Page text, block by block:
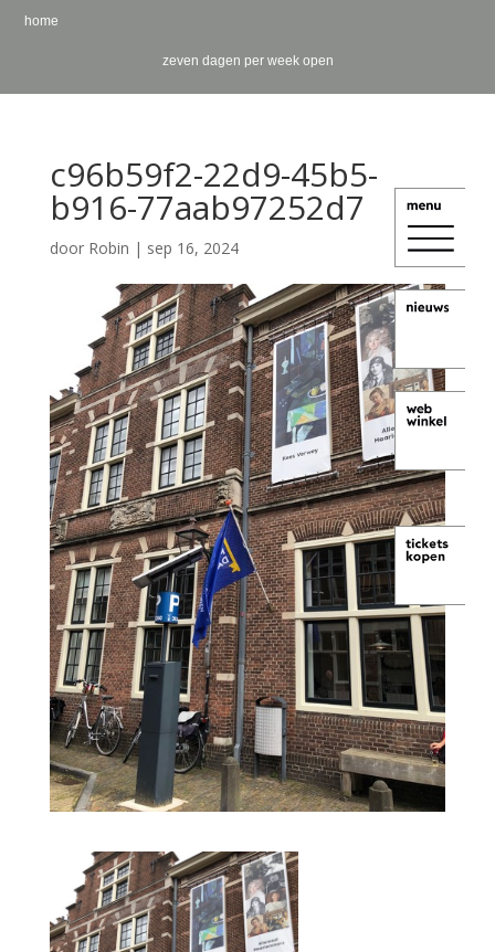
home
zeven dagen per week open
c96b59f2-22d9-45b5-
b916-77aab97252d7
door Robin | sep 16, 2024